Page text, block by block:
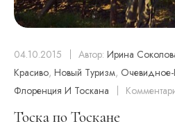
04.10.2015 Автор: Ирина
Красиво, Новый Туризм, Очевидное-
Флоренция И Тоскана
Тоска по Тоскане